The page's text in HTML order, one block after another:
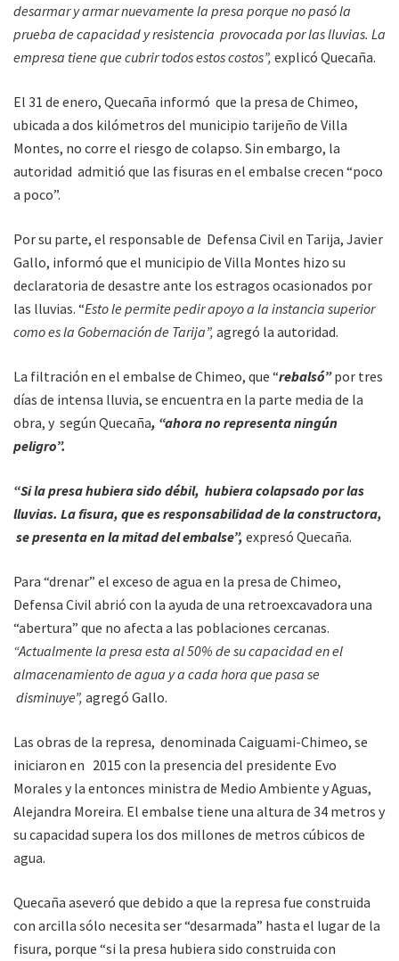
desarmar y armar nuevamente la presa porque no pasó la
prueba de capacidad y resistencia provocada por las lluvias. La
empresa tiene que cubrir todos estos costos”, explicó Quecaña.
El 31 de enero, Quecaña informó que la presa de Chimeo,
ubicada a dos kilómetros del municipio tarijeño de Villa
Montes, no corre el riesgo de colapso. Sin embargo, la
autoridad admitió que las fisuras en el embalse crecen “poco
a poco”.
Por su parte, el responsable de Defensa Civil en Tarija, Javier
Gallo, informó que el municipio de Villa Montes hizo su
declaratoria de desastre ante los estragos ocasionados por
las lluvias. “Esto le permite pedir apoyo a la instancia superior
como es la Gobernación de Tarija”, agregó la autoridad.
La filtración en el embalse de Chimeo, que “rebalsó” por tres
días de intensa lluvia, se encuentra en la parte media de la
obra, y según Quecaña, “ahora no representa ningún
peligro”.
“Si la presa hubiera sido débil, hubiera colapsado por las
lluvias. La fisura, que es responsabilidad de la constructora,
se presenta en la mitad del embalse”, expresó Quecaña.
Para “drenar” el exceso de agua en la presa de Chimeo,
Defensa Civil abrió con la ayuda de una retroexcavadora una
“abertura” que no afecta a las poblaciones cercanas.
“Actualmente la presa esta al 50% de su capacidad en el
almacenamiento de agua y a cada hora que pasa se
disminuye”, agregó Gallo.
Las obras de la represa, denominada Caiguami-Chimeo, se
iniciaron en 2015 con la presencia del presidente Evo
Morales y la entonces ministra de Medio Ambiente y Aguas,
Alejandra Moreira. El embalse tiene una altura de 34 metros y
su capacidad supera los dos millones de metros cúbicos de
agua.
Quecaña aseveró que debido a que la represa fue construida
con arcilla sólo necesita ser “desarmada” hasta el lugar de la
fisura, porque “si la presa hubiera sido construida con